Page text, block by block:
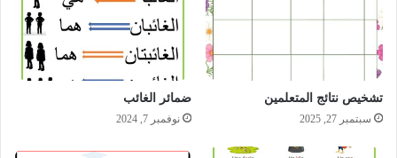
تشخيص نتائج المتعلمين
سبتمبر 27, 2025
ضمائر الغائب
نوفمبر 7, 2024